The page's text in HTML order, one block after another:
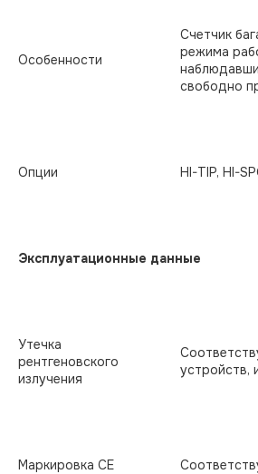
Особенности
Счетчик
режима
свободно
Опции HI-TIP, HI-
Эксплуатационные данные
Утечка
рентгеновского
излучения
устройств,
Маркировка CE